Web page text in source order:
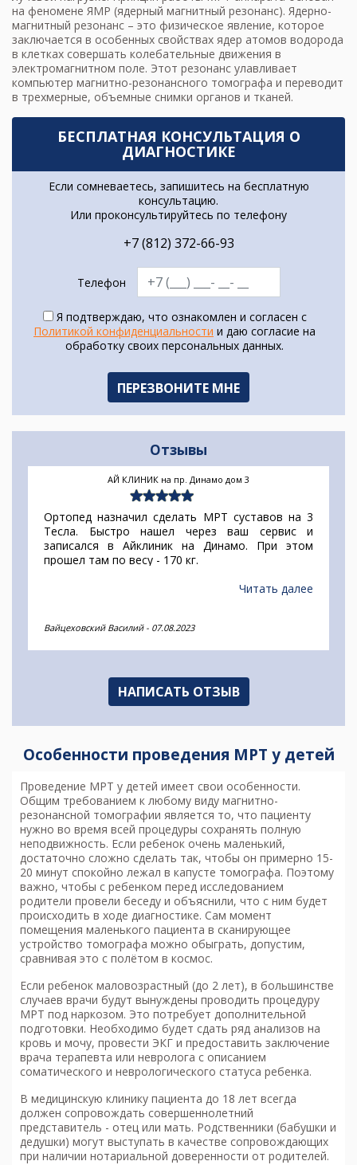
на феномене ЯМР (ядерный магнитный резонанс). Ядерно-
магнитный резонанс – это физическое явление, которое
заключается в особенных свойствах ядер атомов водорода
в клетках совершать колебательные движения в
электромагнитном поле. Этот резонанс улавливает
компьютер магнитно-резонансного томографа и переводит
в трехмерные, объемные снимки органов и тканей.
БЕСПЛАТНАЯ КОНСУЛЬТАЦИЯ О
ДИАГНОСТИКЕ
Если сомневаетесь, запишитесь на бесплатную
консультацию.
Или проконсультируйтесь по телефону
+7 (812) 372-66-93
Телефон
Я подтверждаю, что ознакомлен и согласен с
Политикой конфиденциальности и даю согласие на
обработку своих персональных данных.
Отзывы
АЙ КЛИНИК на пр. Динамо дом 3
Ортопед назначил сделать МРТ суставов на 3
Тесла. Быстро нашел через ваш сервис и
записался в Айклиник на Динамо. При этом
прошел там по весу - 170 кг.
Читать далее
Вайцеховский Василий - 07.08.2023
НАПИСАТЬ ОТЗЫВ
Особенности проведения МРТ у детей
Проведение МРТ у детей имеет свои особенности.
Общим требованием к любому виду магнитно-
резонансной томографии является то, что пациенту
нужно во время всей процедуры сохранять полную
неподвижность. Если ребенок очень маленький,
достаточно сложно сделать так, чтобы он примерно 15-
20 минут спокойно лежал в капусте томографа. Поэтому
важно, чтобы с ребенком перед исследованием
родители провели беседу и объяснили, что с ним будет
происходить в ходе диагностике. Сам момент
помещения маленького пациента в сканирующее
устройство томографа можно обыграть, допустим,
сравнивая это с полётом в космос.
Если ребенок маловозрастный (до 2 лет), в большинстве
случаев врачи будут вынуждены проводить процедуру
МРТ под наркозом. Это потребует дополнительной
подготовки. Необходимо будет сдать ряд анализов на
кровь и мочу, провести ЭКГ и предоставить заключение
врача терапевта или невролога с описанием
соматического и неврологического статуса ребенка.
В медицинскую клинику пациента до 18 лет всегда
должен сопровождать совершеннолетний
представитель - отец или мать. Родственники (бабушки и
дедушки) могут выступать в качестве сопровождающих
при наличии нотариальной доверенности от родителей.